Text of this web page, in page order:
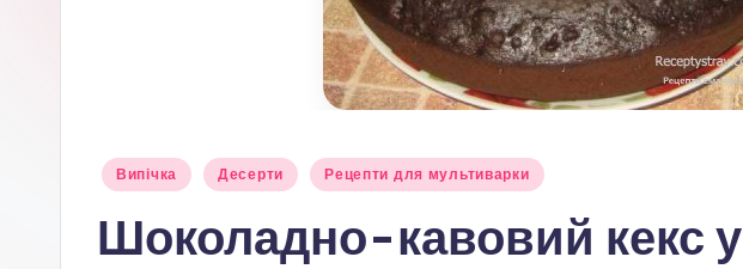
Опубліковано
Випічка Десерти Рецепти для мультиварки
Шоколадно-кавовий кекс у